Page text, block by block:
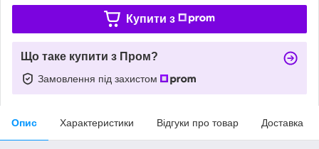
Купити з
Що таке купити з Пром?
Замовлення під захистом
Опис Характеристики Відгуки про товар Доставка